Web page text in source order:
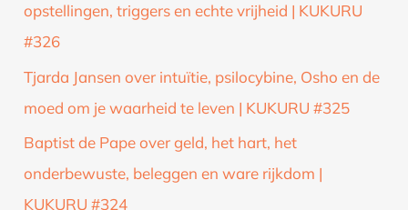
opstellingen, triggers en echte vrijheid | KUKURU
#326
Tjarda Jansen over intuïtie, psilocybine, Osho en de
moed om je waarheid te leven | KUKURU #325
Baptist de Pape over geld, het hart, het
onderbewuste, beleggen en ware rijkdom |
KUKURU #324